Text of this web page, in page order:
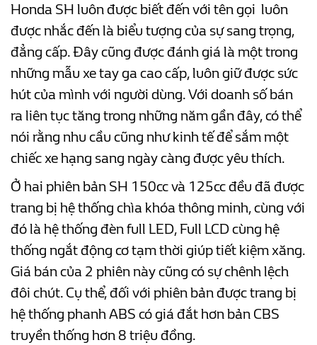
Honda SH luôn được biết đến với tên gọi luôn
được nhắc đến là biểu tượng của sự sang trọng,
đẳng cấp. Đây cũng được đánh giá là một trong
những mẫu xe tay ga cao cấp, luôn giữ được sức
hút của mình với người dùng. Với doanh số bán
ra liên tục tăng trong những năm gần đây, có thể
nói rằng nhu cầu cũng như kinh tế để sắm một
chiếc xe hạng sang ngày càng được yêu thích.
Ở hai phiên bản SH 150cc và 125cc đều đã được
trang bị hệ thống chìa khóa thông minh, cùng với
đó là hệ thống đèn full LED, Full LCD cùng hệ
thống ngắt động cơ tạm thời giúp tiết kiệm xăng.
Giá bán của 2 phiên này cũng có sự chênh lệch
đôi chút. Cụ thể, đối với phiên bản được trang bị
hệ thống phanh ABS có giá đắt hơn bản CBS
truyền thống hơn 8 triệu đồng.